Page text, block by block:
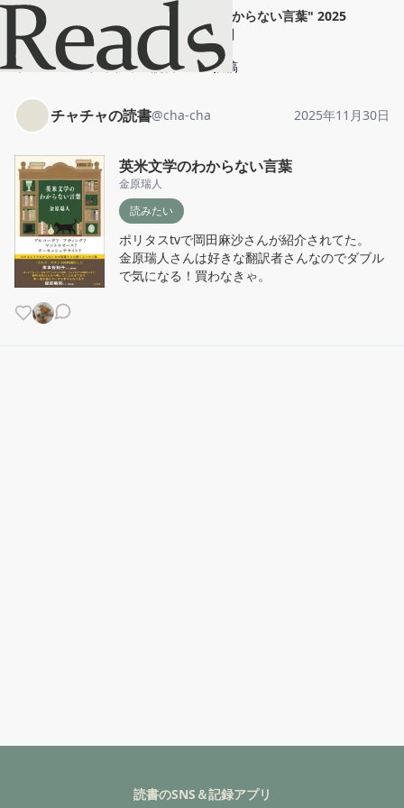
英米文学のわからない言葉" 2025
年11月30日
ホーム
チャチャの読書 投稿
チャチャの読書@cha-cha 2025年11月30日
英米文学のわからない言葉
金原瑞人
読みたい
ポリタスtvで岡田麻沙さんが紹介されてた。
金原瑞人さんは好きな翻訳者さんなのでダブル
で気になる！買わなきゃ。
読書のSNS＆記録アプリ